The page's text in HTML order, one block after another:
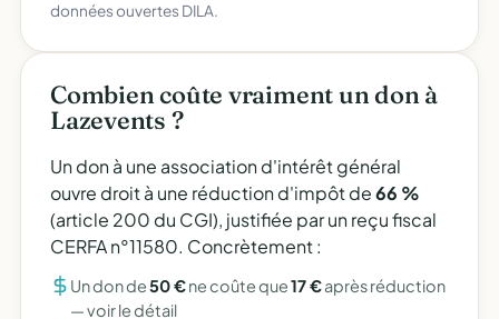
données ouvertes DILA.
Combien coûte vraiment un don à
Lazevents ?
Un don à une association d'intérêt général
ouvre droit à une réduction d'impôt de66 %
(article 200 du CGI), justifiée par un reçu fiscal
CERFA n°11580. Concrètement :
Un don de50 €ne coûte que17 €après réduction
—voir le détail